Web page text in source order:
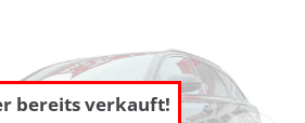
bereits verkauft!